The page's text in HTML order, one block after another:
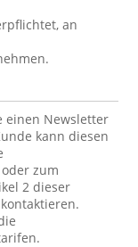
an
einen Newsletter
kann diesen
zum
2 dieser